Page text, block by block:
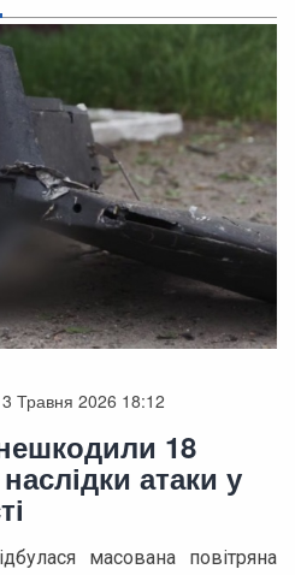
Травня 2026 18:12
18
атаки у
масована повітряна